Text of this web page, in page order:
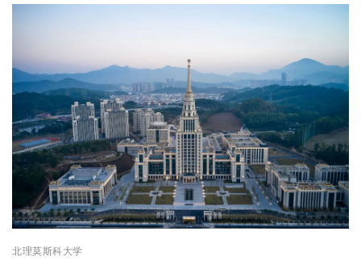
北理莫斯科大学